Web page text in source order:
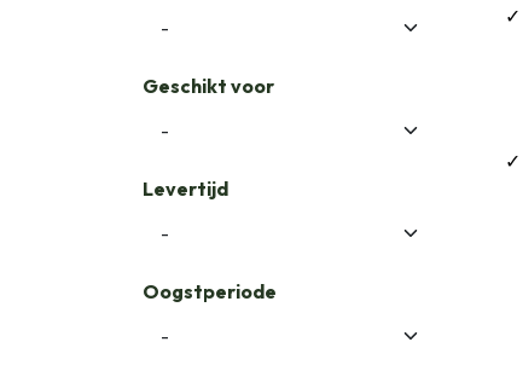
Geschikt voor
Levertijd
Oogstperiode